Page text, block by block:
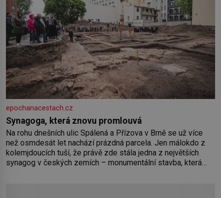
epochanacestach.cz
Synagoga, která znovu promlouvá
Na rohu dnešních ulic Spálená a Přízova v Brně se už více
než osmdesát let nachází prázdná parcela. Jen málokdo z
kolemjdoucích tuší, že právě zde stála jedna z největších
synagog v českých zemích – monumentální stavba, která